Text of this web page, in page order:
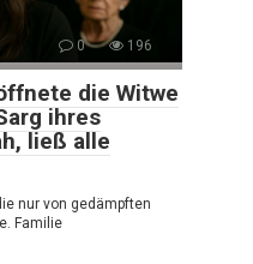
0 196
die Witwe
ihres
ließ alle
nur von gedämpften
Familie